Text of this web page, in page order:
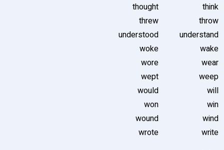
think
thought
throw
threw
understand
understood
wake
woke
wear
wore
weep
wept
will
would
win
won
wind
wound
write
wrote